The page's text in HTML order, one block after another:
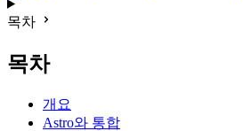
목차
목차
개요
Astro와 통합